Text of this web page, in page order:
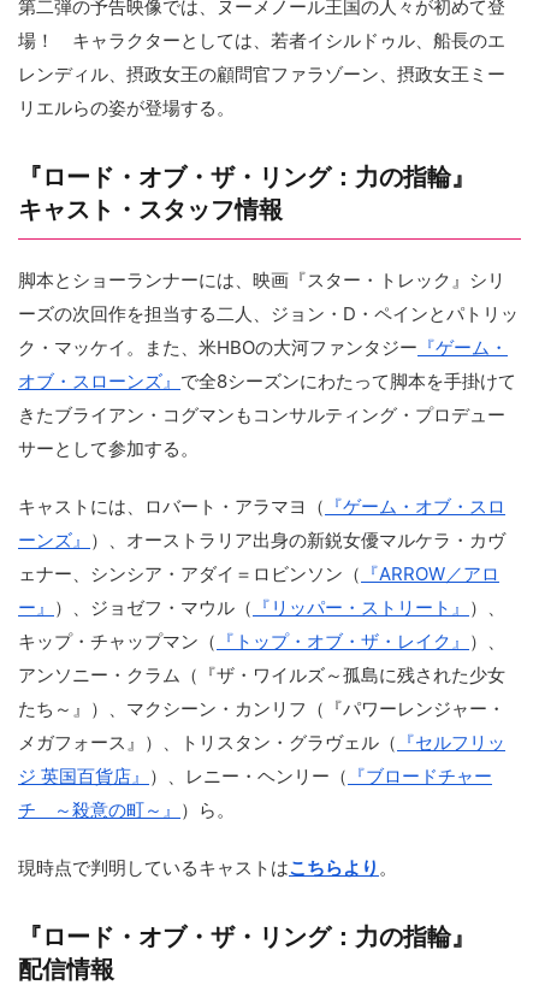
第二弾の予告映像では、ヌーメノール王国の人々が初めて登
場！ キャラクターとしては、若者イシルドゥル、船長のエ
レンディル、摂政女王の顧問官ファラゾーン、摂政女王ミー
リエルらの姿が登場する。
『ロード・オブ・ザ・リング：力の指輪』
キャスト・スタッフ情報
脚本とショーランナーには、映画『スター・トレック』シリ
ーズの次回作を担当する二人、ジョン・D・ペインとパトリッ
ク・マッケイ。また、米HBOの大河ファンタジー 『ゲーム・
オブ・スローンズ』 で全8シーズンにわたって脚本を手掛けて
きたブライアン・コグマンもコンサルティング・プロデュー
サーとして参加する。
キャストには、ロバート・アラマヨ（ 『ゲーム・オブ・スロ
ーンズ』 ）、オーストラリア出身の新鋭女優マルケラ・カヴ
ェナー、シンシア・アダイ＝ロビンソン（ 『ARROW／アロ
ー』 ）、ジョゼフ・マウル（ 『リッパー・ストリート』 ）、
キップ・チャップマン（ 『トップ・オブ・ザ・レイク』 ）、
アンソニー・クラム（『ザ・ワイルズ～孤島に残された少女
たち～』）、マクシーン・カンリフ（『パワーレンジャー・
メガフォース』）、トリスタン・グラヴェル（ 『セルフリッ
ジ 英国百貨店』 ）、レニー・ヘンリー（ 『ブロードチャー
チ ～殺意の町～』 ）ら。
現時点で判明しているキャストはこちらより 。
『ロード・オブ・ザ・リング：力の指輪』
配信情報